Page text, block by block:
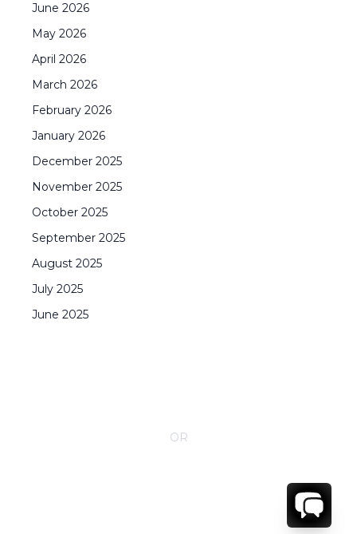
June 2026
May 2026
April 2026
March 2026
February 2026
January 2026
December 2025
November 2025
October 2025
September 2025
August 2025
July 2025
June 2025
OR